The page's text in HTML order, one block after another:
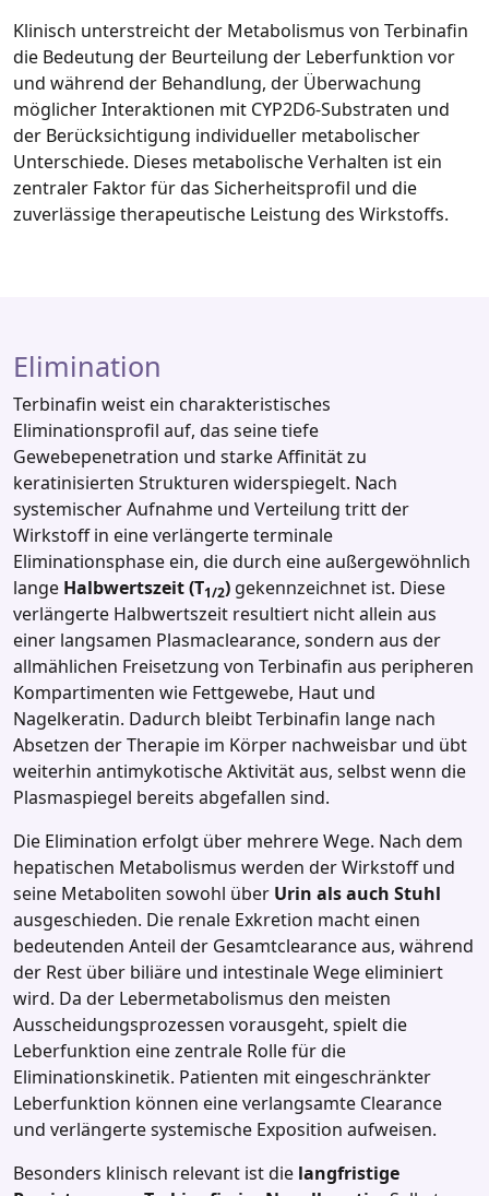
Klinisch unterstreicht der Metabolismus von Terbinafin
die Bedeutung der Beurteilung der Leberfunktion vor
und während der Behandlung, der Überwachung
möglicher Interaktionen mit CYP2D6‑Substraten und
der Berücksichtigung individueller metabolischer
Unterschiede. Dieses metabolische Verhalten ist ein
zentraler Faktor für das Sicherheitsprofil und die
zuverlässige therapeutische Leistung des Wirkstoffs.
Elimination
Terbinafin weist ein charakteristisches
Eliminationsprofil auf, das seine tiefe
Gewebepenetration und starke Affinität zu
keratinisierten Strukturen widerspiegelt. Nach
systemischer Aufnahme und Verteilung tritt der
Wirkstoff in eine verlängerte terminale
Eliminationsphase ein, die durch eine außergewöhnlich
lange Halbwertszeit (T1/2) gekennzeichnet ist. Diese
verlängerte Halbwertszeit resultiert nicht allein aus
einer langsamen Plasmaclearance, sondern aus der
allmählichen Freisetzung von Terbinafin aus peripheren
Kompartimenten wie Fettgewebe, Haut und
Nagelkeratin. Dadurch bleibt Terbinafin lange nach
Absetzen der Therapie im Körper nachweisbar und übt
weiterhin antimykotische Aktivität aus, selbst wenn die
Plasmaspiegel bereits abgefallen sind.
Die Elimination erfolgt über mehrere Wege. Nach dem
hepatischen Metabolismus werden der Wirkstoff und
seine Metaboliten sowohl über Urin als auch Stuhl
ausgeschieden. Die renale Exkretion macht einen
bedeutenden Anteil der Gesamtclearance aus, während
der Rest über biliäre und intestinale Wege eliminiert
wird. Da der Lebermetabolismus den meisten
Ausscheidungsprozessen vorausgeht, spielt die
Leberfunktion eine zentrale Rolle für die
Eliminationskinetik. Patienten mit eingeschränkter
Leberfunktion können eine verlangsamte Clearance
und verlängerte systemische Exposition aufweisen.
Besonders klinisch relevant ist die langfristige